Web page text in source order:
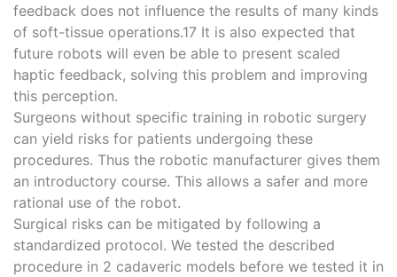
feedback does not influence the results of many kinds
of soft-tissue operations.17 It is also expected that
future robots will even be able to present scaled
haptic feedback, solving this problem and improving
this perception.
Surgeons without specific training in robotic surgery
can yield risks for patients undergoing these
procedures. Thus the robotic manufacturer gives them
an introductory course. This allows a safer and more
rational use of the robot.
Surgical risks can be mitigated by following a
standardized protocol. We tested the described
procedure in 2 cadaveric models before we tested it in